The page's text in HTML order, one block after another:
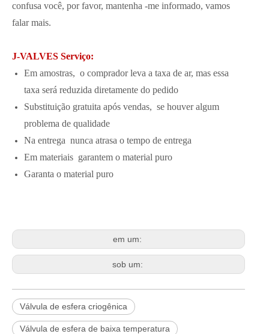
confusa você, por favor, mantenha -me informado, vamos
falar mais.
J-VALVES Serviço:
Em amostras, o comprador leva a taxa de ar, mas essa
taxa será reduzida diretamente do pedido
Substituição gratuita após vendas, se houver algum
problema de qualidade
Na entrega nunca atrasa o tempo de entrega
Em materiais garantem o material puro
Garanta o material puro
em um:
sob um:
Válvula de esfera criogênica
Válvula de esfera de baixa temperatura